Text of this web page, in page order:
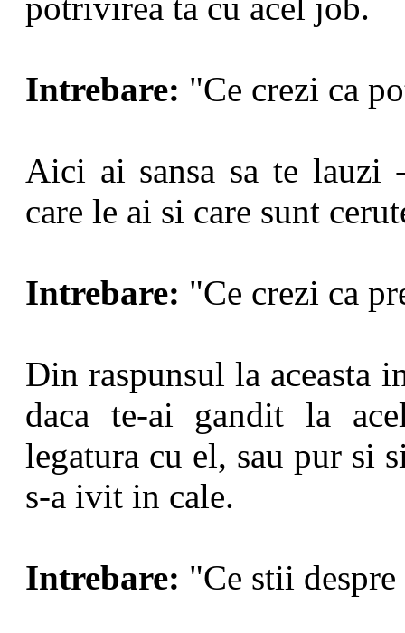
Intrebare: "Ce crezi ca
Aici ai sansa sa te lauzi
care le ai si care sunt
Intrebare: "Ce crezi ca
Din raspunsul la aceasta
daca te-ai gandit la
legatura cu el, sau pur si
s-a ivit in cale.
Intrebare: "Ce stii